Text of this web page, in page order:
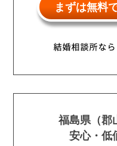
まずは無料
福島県（郡
安心・低